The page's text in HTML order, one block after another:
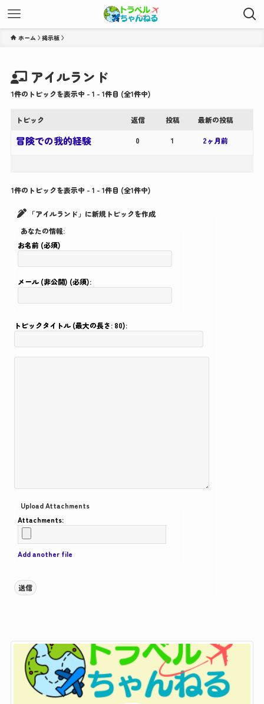
ホーム
アイルランド
1件のトピックを表示中 - 1 - 1件目 (全1件中)
トピック 返信 投稿 最新の投稿
冒険での我的経験 0 1 2ヶ月前
1件のトピックを表示中 - 1 - 1件目 (全1件中)
「アイルランド」に新規トピックを作成
あなたの情報:
お名前 (必須)
メール (非公開) (必須):
トピックタイトル (最大の長さ: 80):
Upload Attachments
Attachments:
Add another file
送信